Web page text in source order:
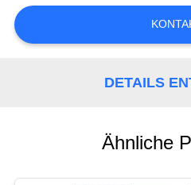
POLICY
DETAILS
Ähnliche